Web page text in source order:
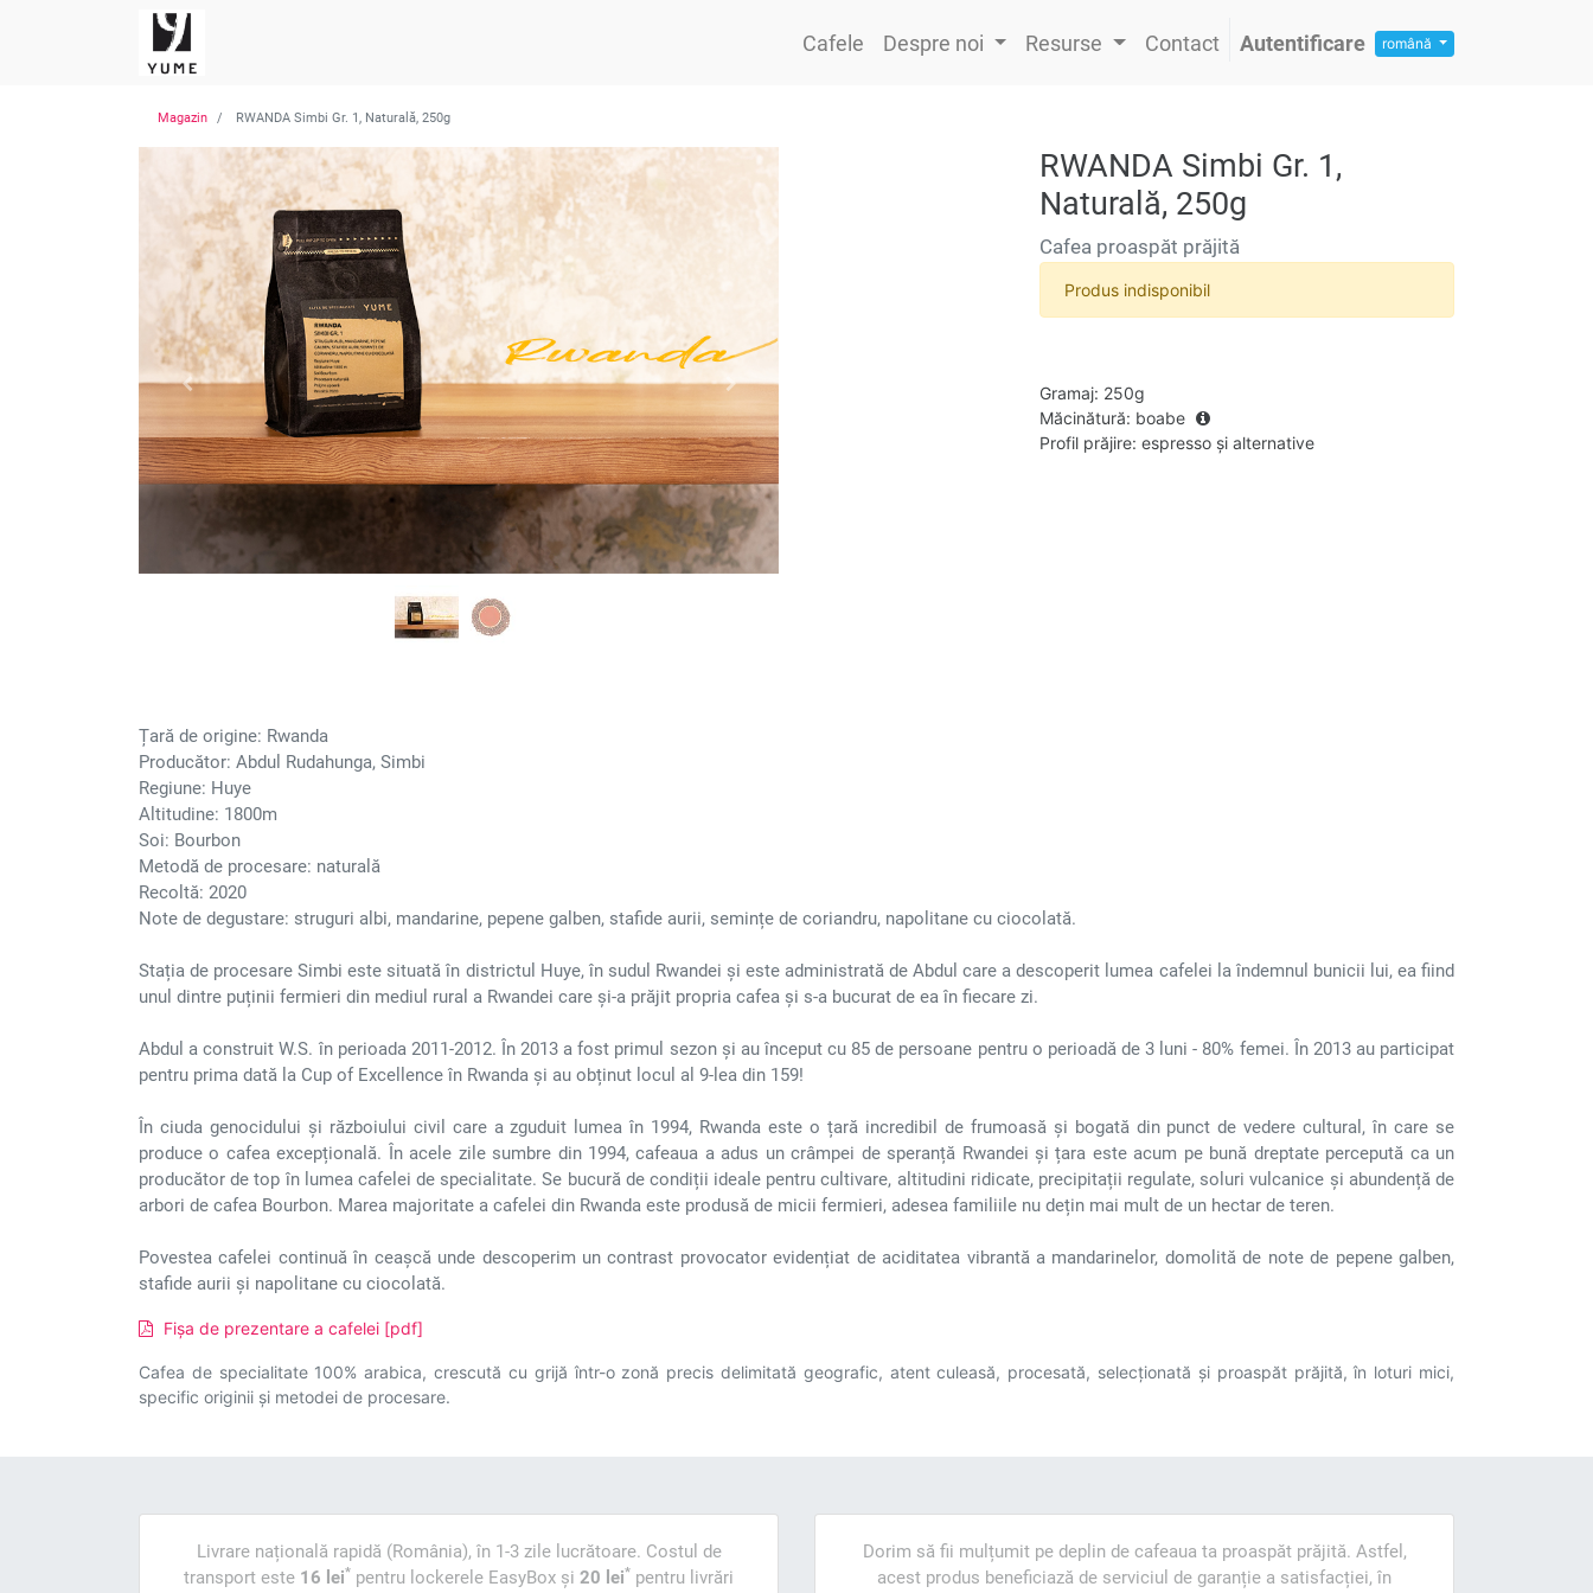
Cafele Despre noi Resurse Contact Autentificare română
Magazin RWANDA Simbi Gr. 1, Naturală, 250g
RWANDA Simbi Gr. 1,
Naturală, 250g
Cafea proaspăt prăjită
Produs indisponibil
Gramaj: 250g
Măcinătură: boabe
Profil prăjire: espresso și alternative
Țară de origine: Rwanda
Producător: Abdul Rudahunga, Simbi
Regiune: Huye
Altitudine: 1800m
Soi: Bourbon
Metodă de procesare: naturală
Recoltă: 2020
Note de degustare: struguri albi, mandarine, pepene galben, stafide aurii, semințe de coriandru, napolitane cu ciocolată.
Stația de procesare Simbi este situată în districtul Huye, în sudul Rwandei și este administrată de Abdul care a descoperit lumea cafelei la îndemnul bunicii lui, ea fiind
unul dintre puținii fermieri din mediul rural a Rwandei care și-a prăjit propria cafea și s-a bucurat de ea în fiecare zi.
Abdul a construit W.S. în perioada 2011-2012. În 2013 a fost primul sezon și au început cu 85 de persoane pentru o perioadă de 3 luni - 80% femei. În 2013 au participat
pentru prima dată la Cup of Excellence în Rwanda și au obținut locul al 9-lea din 159!
În ciuda genocidului și războiului civil care a zguduit lumea în 1994, Rwanda este o țară incredibil de frumoasă și bogată din punct de vedere cultural, în care se
produce o cafea excepțională. În acele zile sumbre din 1994, cafeaua a adus un crâmpei de speranță Rwandei și țara este acum pe bună dreptate percepută ca un
producător de top în lumea cafelei de specialitate. Se bucură de condiții ideale pentru cultivare, altitudini ridicate, precipitații regulate, soluri vulcanice și abundență de
arbori de cafea Bourbon. Marea majoritate a cafelei din Rwanda este produsă de micii fermieri, adesea familiile nu dețin mai mult de un hectar de teren.
Povestea cafelei continuă în ceașcă unde descoperim un contrast provocator evidențiat de aciditatea vibrantă a mandarinelor, domolită de note de pepene galben,
stafide aurii și napolitane cu ciocolată.
Fișa de prezentare a cafelei [pdf]
Cafea de specialitate 100% arabica, crescută cu grijă într-o zonă precis delimitată geografic, atent culeasă, procesată, selecționată și proaspăt prăjită, în loturi mici,
specific originii și metodei de procesare.
Livrare națională rapidă (România), în 1-3 zile lucrătoare. Costul de
transport este 16 lei* pentru lockerele EasyBox și 20 lei* pentru livrări
Dorim să fii mulțumit pe deplin de cafeaua ta proaspăt prăjită. Astfel,
acest produs beneficiază de serviciul de garanție a satisfacției, în